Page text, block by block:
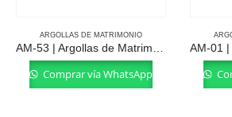
ARGOLLAS DE MATRIMONIO
Comprar vía WhatsApp